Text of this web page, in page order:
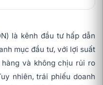
là kênh đầu tư hấp dẫn
mục đầu tư, với lợi suất
và không chịu rủi ro
nhiên, trái phiếu doanh